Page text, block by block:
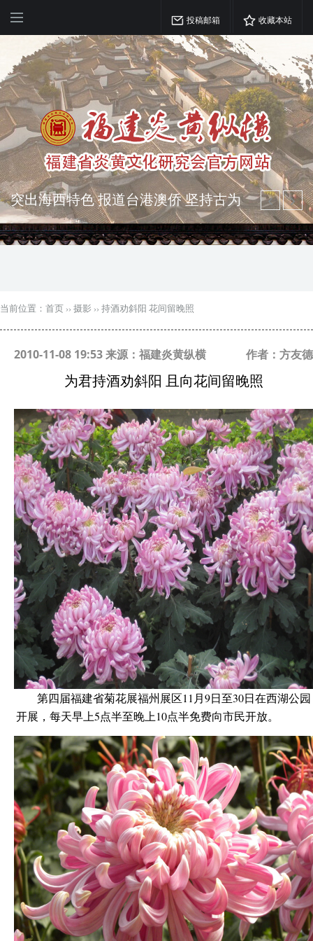
投稿邮箱 收藏本站
突出海西特色 报道台港澳侨 坚持古为
今用 力求雅俗共赏
弘扬优秀文化 振奋民族精神 介绍民族
当前位置： 首页 ›› 摄影 ›› 持酒劝斜阳 花间留晚照
2010-11-08 19:53 来源：福建炎黄纵横
作者：方友德
为君持酒劝斜阳 且向花间留晚照
第四届福建省菊花展福州展区11月9日至30日在西湖公园
开展，每天早上5点半至晚上10点半免费向市民开放。